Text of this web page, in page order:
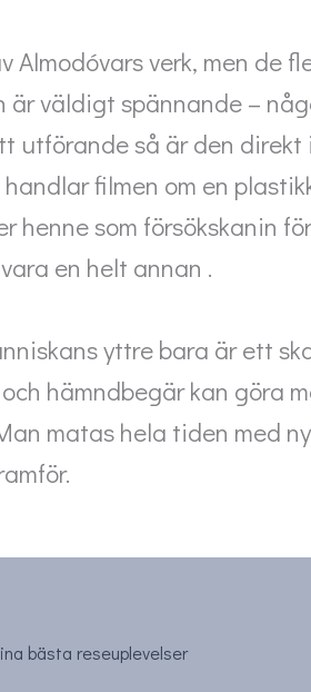
Almodóvars verk, men de
är väldigt spännande –
utförande så är den direkt
filmen om en
henne som försökskanin
en helt annan .
yttre bara är ett
hämndbegär kan göra
matas hela tiden med
bästa reseuplevelser